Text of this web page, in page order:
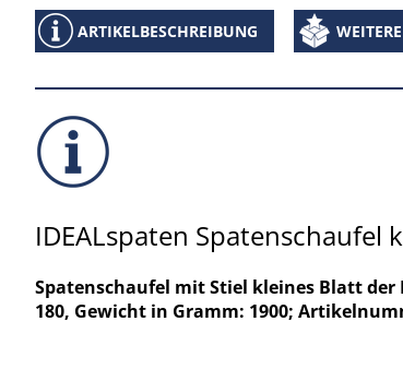
ARTIKELBESCHREIBUNG
IDEALspaten Spatenschaufel
Spatenschaufel mit Stiel kleines Blatt der
180, Gewicht in Gramm: 1900;